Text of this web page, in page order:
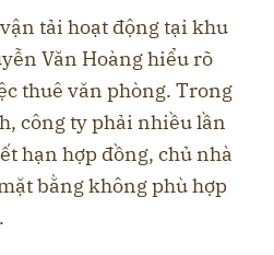
tải hoạt động tại khu
Văn Hoàng hiểu rõ
thuê văn phòng. Trong
công ty phải nhiều lần
hạn hợp đồng, chủ nhà
bằng không phù hợp